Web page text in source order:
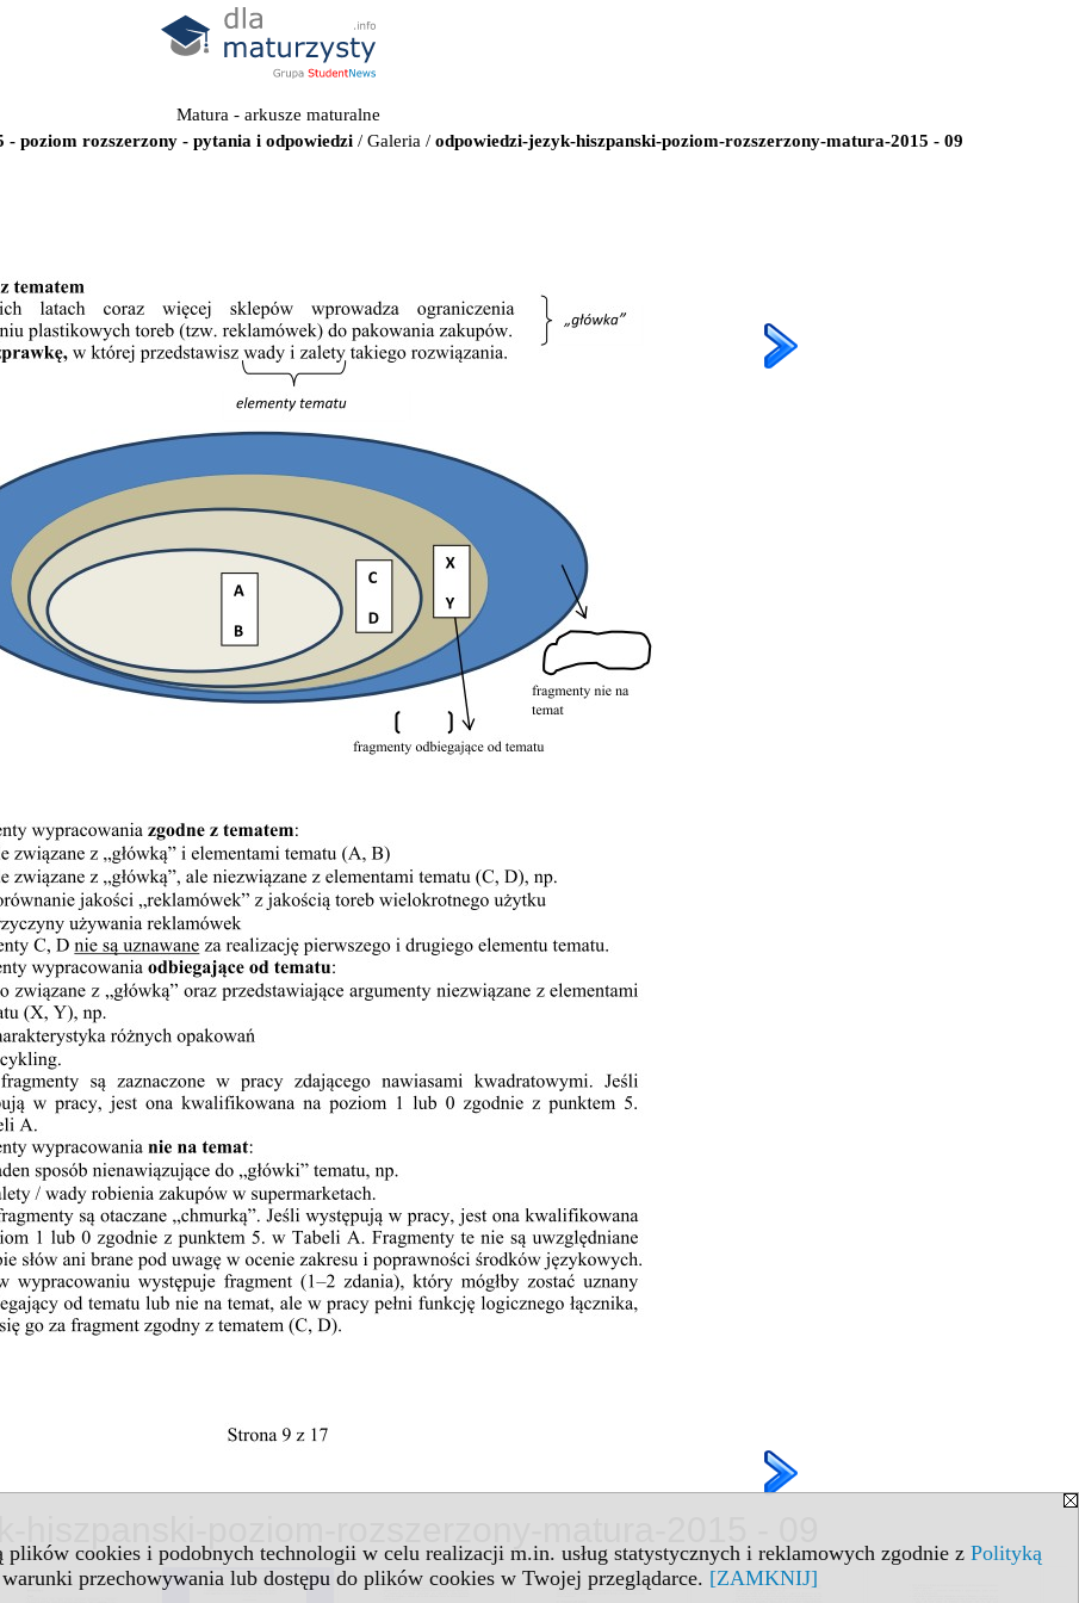
cookies i podobnych technologii w celu realizacji m.in. usług statystycznych i reklamowych zgodnie z Polityką
przechowywania lub dostępu do plików cookies w Twojej przeglądarce. [ZAMKNIJ]
Matura - arkusze maturalne
- poziom rozszerzony - pytania i odpowiedzi/ Galeria / odpowiedzi-jezyk-hiszpanski-poziom-rozszerzony-matura-2015 - 09